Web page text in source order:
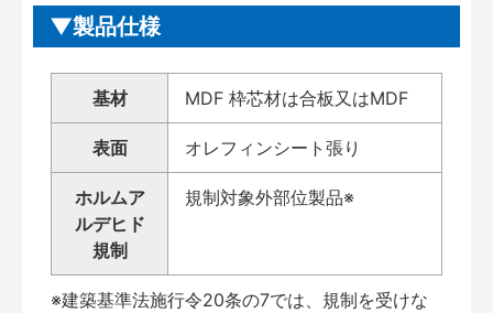
製品仕様
基材 MDF 枠芯材は合板又はMDF
表面 オレフィンシート張り
ホルムア
ルデヒド
規制
規制対象外部位製品※
※建築基準法施行令20条の7では、規制を受けな